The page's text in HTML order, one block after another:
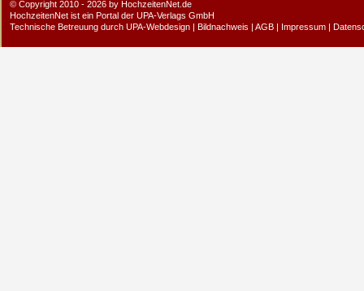
© Copyright 2010 - 2026 by HochzeitenNet.de
HochzeitenNet ist ein Portal der UPA-Verlags GmbH
Technische Betreuung durch UPA-Webdesign | Bildnachweis | AGB | Impressum |